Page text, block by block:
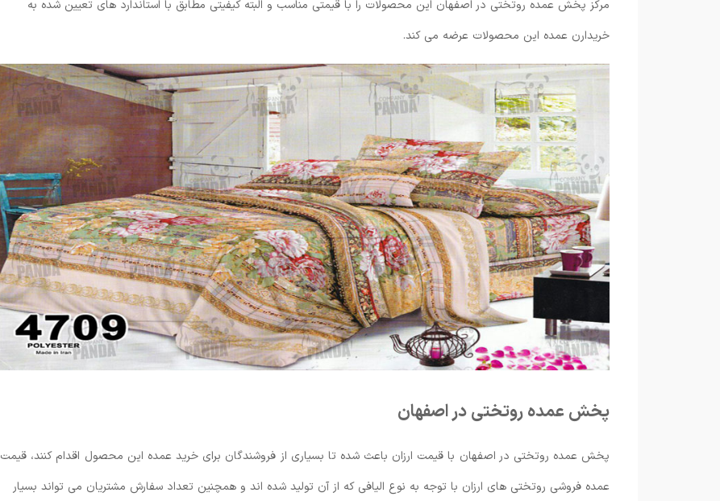
مرکز پخش عمده روتختی در اصفهان این محصولات را با قیمتی مناسب و البته کیفیتی مطابق با استاندارد های تعیین شده به
خریدارن عمده این محصولات عرضه می کند.
پخش عمده روتختی در اصفهان
پخش عمده روتختی در اصفهان با قیمت ارزان باعث شده تا بسیاری از فروشندگان برای خرید عمده این محصول اقدام کنند، قیمت
عمده فروشی روتختی های ارزان با توجه به نوع الیافی که از آن تولید شده اند و همچنین تعداد سفارش مشتریان می تواند بسیار